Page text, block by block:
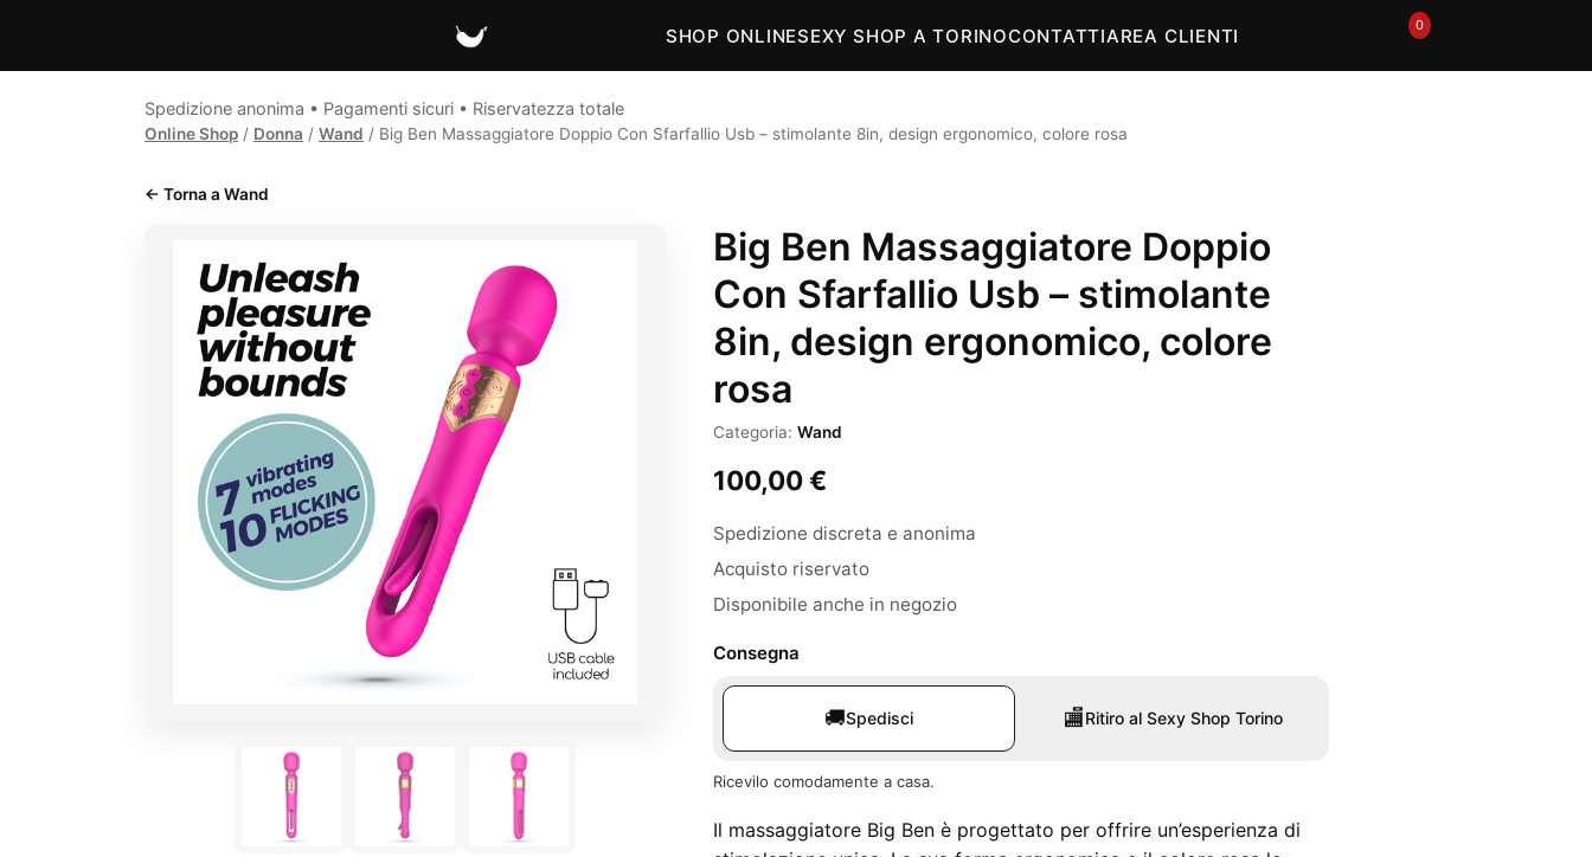
SHOP ONLINESEXY SHOP A TORINOCONTATTIAREA CLIENTI 🛒0
Spedizione anonima • Pagamenti sicuri • Riservatezza totale
Online Shop / Donna / Wand / Big Ben Massaggiatore Doppio Con Sfarfallio Usb – stimolante 8in, design ergonomico, colore rosa
← Torna a Wand
Big Ben Massaggiatore Doppio
Con Sfarfallio Usb – stimolante
8in, design ergonomico, colore
rosa
Categoria: Wand
100,00€
Spedizione discreta e anonima
Acquisto riservato
Disponibile anche in negozio
Consegna
🚚Spedisci 🏬Ritiro al Sexy Shop Torino
Ricevilo comodamente a casa.
Il massaggiatore Big Ben è progettato per offrire un’esperienza di